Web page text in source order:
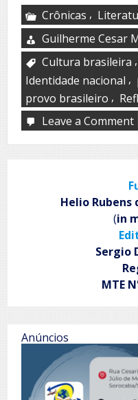
Crônicas ,
Guilherme Cesar
Cultura brasileira ,
Identidade nacional ,
provo brasileiro ,
Leave a Comment
Helio Rubens
(in
Sergio
MTE N
Anúncios